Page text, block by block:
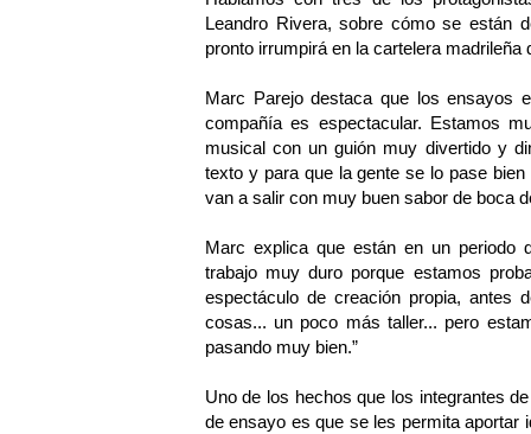
Leandro Rivera, sobre cómo se están
pronto irrumpirá en la cartelera
Marc Parejo destaca que los ensayos
compañía es espectacular. Estamos
musical con un guión muy divertido y
texto y para que la gente se lo pase
van a salir con muy buen sabor de boca
Marc explica que están en un periodo
trabajo muy duro porque estamos
espectáculo de creación propia, antes
cosas... un poco más taller... pero
pasando muy bien.”
Uno de los hechos que los integrantes
de ensayo es que se les permita aportar